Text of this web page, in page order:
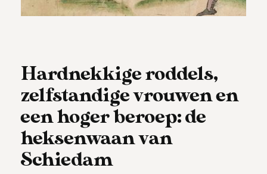
Voorwaarden
Hardnekkige roddels,
zelfstandige vrouwen en
een hoger beroep: de
heksenwaan van
Schiedam